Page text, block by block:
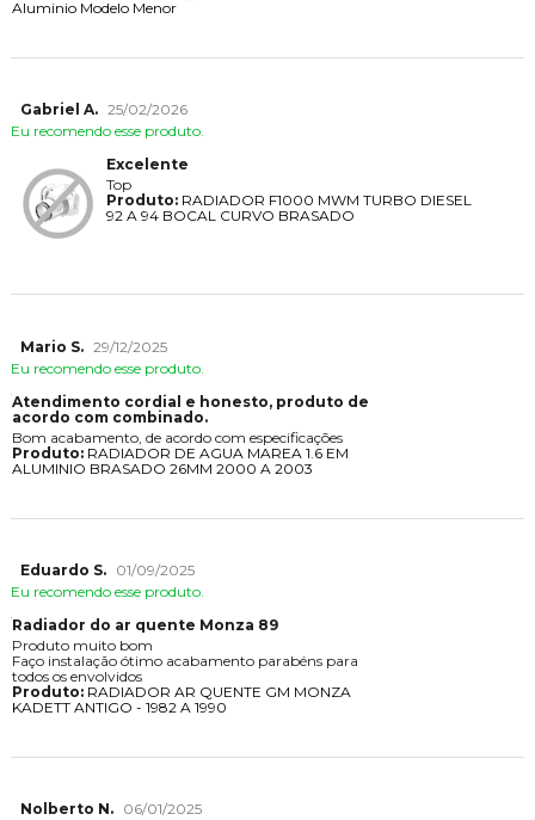
Aluminio Modelo Menor
Gabriel A. 25/02/2026
Eu recomendo esse produto.
Excelente
Top
Produto:RADIADOR F1000 MWM TURBO DIESEL
92 A 94 BOCAL CURVO BRASADO
Mario S. 29/12/2025
Eu recomendo esse produto.
Atendimento cordial e honesto, produto de
acordo com combinado.
Bom acabamento, de acordo com especificações
Produto:RADIADOR DE AGUA MAREA 1.6 EM
ALUMINIO BRASADO 26MM 2000 A 2003
Eduardo S.
01/09/2025
Eu recomendo esse produto.
Radiador do ar quente Monza 89
Produto muito bom
Faço instalação ótimo acabamento parabéns para
todos os envolvidos
Produto:RADIADOR AR QUENTE GM MONZA
KADETT ANTIGO - 1982 A 1990
Nolberto N.
06/01/2025